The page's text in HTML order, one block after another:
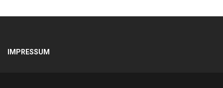
IMPRESSUM